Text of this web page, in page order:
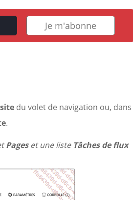
Je m'abonne
du volet de navigation ou, dans
.
Pageset une liste Tâches de flux